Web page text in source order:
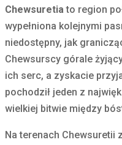
Chewsuretiato region
wypełniona kolejnymi
niedostępny, jak
Chewsurscy górale
ich serc, a zyskacie
pochodził jeden z
wielkiej bitwie między
Na terenach Chewsuretii